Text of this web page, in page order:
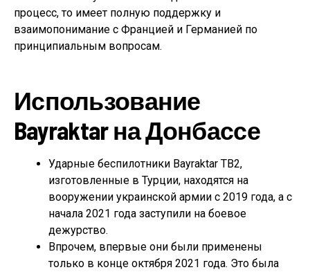
процесс, то имеет полную поддержку и
взаимопонимание с Францией и Германией по
принципиальным вопросам.
Использование
Bayraktar на Донбассе
Ударные беспилотники Bayraktar TB2,
изготовленные в Турции, находятся на
вооружении украинской армии с 2019 года, а с
начала 2021 года заступили на боевое
дежурство.
Впрочем, впервые они были применены
только в конце октября 2021 года. Это была